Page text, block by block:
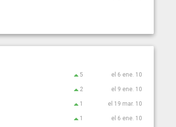
5 el 6 ene. 10
2 el 9 ene. 10
1 el 19 mar. 10
1 el 6 ene. 10